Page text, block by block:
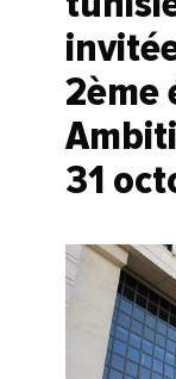
2ème
31